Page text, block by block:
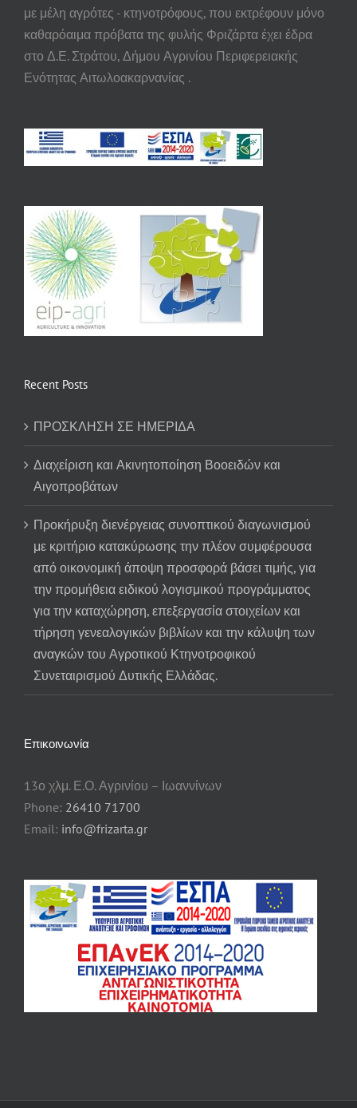
με μέλη αγρότες - κτηνοτρόφους, που εκτρέφουν μόνο
καθαρόαιμα πρόβατα της φυλής Φριζάρτα έχει έδρα
στο Δ.Ε. Στράτου, Δήμου Αγρινίου Περιφερειακής
Ενότητας Αιτωλοακαρνανίας .
Recent Posts
ΠΡΟΣΚΛΗΣΗ ΣΕ ΗΜΕΡΙΔΑ
Διαχείριση και Ακινητοποίηση Βοοειδών και
Αιγοπροβάτων
Προκήρυξη διενέργειας συνοπτικού διαγωνισμού
με κριτήριο κατακύρωσης την πλέον συμφέρουσα
από οικονομική άποψη προσφορά βάσει τιμής, για
την προμήθεια ειδικού λογισμικού προγράμματος
για την καταχώρηση, επεξεργασία στοιχείων και
τήρηση γενεαλογικών βιβλίων και την κάλυψη των
αναγκών του Αγροτικού Κτηνοτροφικού
Συνεταιρισμού Δυτικής Ελλάδας.
Επικοινωνία
13ο χλμ. Ε.Ο. Αγρινίου – Ιωαννίνων
Phone: 26410 71700
Email: info@frizarta.gr